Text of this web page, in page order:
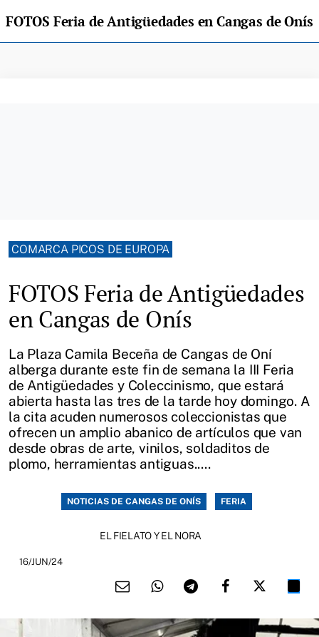
FOTOS Feria de Antigüedades en Cangas de Onís
COMARCA PICOS DE EUROPA
FOTOS Feria de Antigüedades
en Cangas de Onís
La Plaza Camila Beceña de Cangas de Oní
alberga durante este fin de semana la III Feria
de Antigüedades y Coleccinismo, que estará
abierta hasta las tres de la tarde hoy domingo. A
la cita acuden numerosos coleccionistas que
ofrecen un amplio abanico de artículos que van
desde obras de arte, vinilos, soldaditos de
plomo, herramientas antiguas.....
NOTICIAS DE CANGAS DE ONÍS FERIA
EL FIELATO Y EL NORA
16/JUN/24